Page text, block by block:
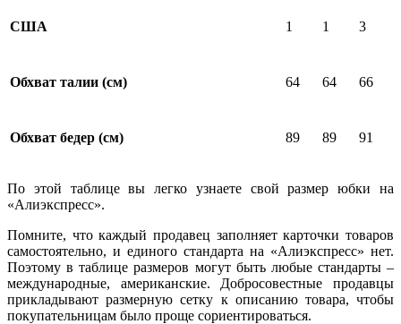
США 1 1 3
Обхват талии (см) 64 64 66
Обхват бедер (см) 89 89 91
По этой таблице вы легко узнаетесвойразмер юбки на
«Алиэкспресс».
Помните, что каждый продавец заполняет карточки товаров
самостоятельно, и единого стандарта на «Алиэкспресс» нет.
Поэтому в таблице размеров могут быть любые стандарты –
международные, американские. Добросовестные продавцы
прикладывают размерную сетку к описанию товара, чтобы
покупательницам было проще сориентироваться.